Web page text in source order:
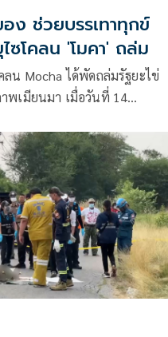
ง ช่วยบรรเทาทุกข์
ซโคลน 'โมคา' ถล่ม
น Mocha ได้พัดถล่มรัฐยะไข่
พเมียนมา เมื่อวันที่ 14